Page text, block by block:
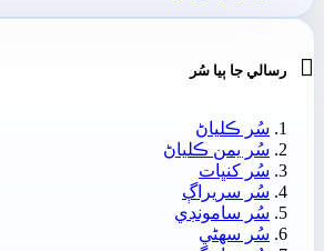
 رسالي جا ٻيا سُر
سُر ڪلياڻ
سُر يمن ڪلياڻ
سُر کنڀات
سُر سريراڳ
سُر سامونڊي
سُر سھڻي